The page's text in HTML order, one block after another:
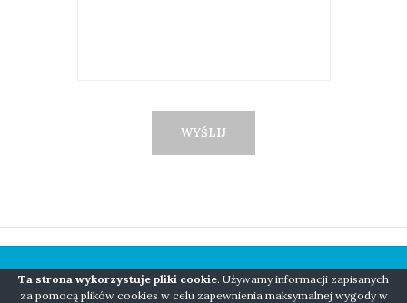
COPYRIGHT © 2018 NIANIO BORN TO BE WILD
Ta strona wykorzystuje pliki cookie. Używamy informacji zapisanych
za pomocą plików cookies w celu zapewnienia maksymalnej wygody w